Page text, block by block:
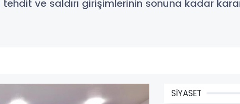
ve saldırı girişimlerinin sonuna kadar
SİYASET